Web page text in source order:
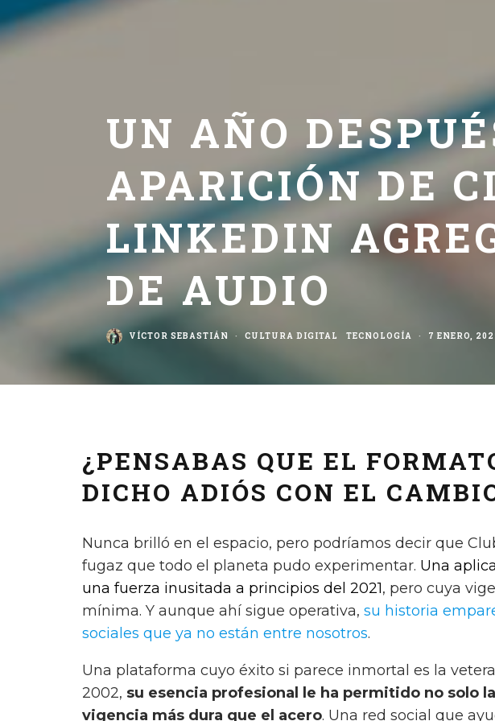
UN AÑO
APARICIÓN DE
LINKEDIN
DE AUDIO
VÍCTOR SEBASTIÁN · CULTURA DIGITAL TECNOLOGÍA · 7 ENERO,
¿PENSABAS QUE EL
DICHO ADIÓS CON EL
Nunca brilló en el espacio, pero podríamos decir que
fugaz que todo el planeta pudo experimentar. Una
una fuerza inusitada a principios del 2021, pero cuya
mínima. Y aunque ahí sigue operativa, su historia
sociales que ya no están entre nosotros.
Una plataforma cuyo éxito si parece inmortal es la
2002, su esencia profesional le ha permitido no solo
vigencia más dura que el acero. Una red social que